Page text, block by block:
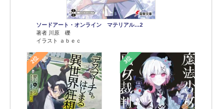
ソードアート・オンライン マテリアル…2
著者 川原 礫
イラスト ａｂｅｃ
2位 3位